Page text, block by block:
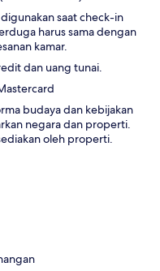
saat check-in
harus sama dengan
kamar.
dan uang tunai.
budaya dan kebijakan
negara dan properti.
oleh properti.